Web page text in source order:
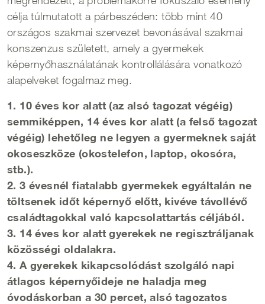
célja túlmutatott a párbeszéden: több mint 40
országos szakmai szervezet bevonásával szakmai
konszenzus született, amely a gyermekek
képernyőhasználatának kontrollálására vonatkozó
alapelveket fogalmaz meg.
1. 10 éves kor alatt (az alsó tagozat végéig)
semmiképpen, 14 éves kor alatt (a felső tagozat
végéig) lehetőleg ne legyen a gyermeknek saját
okoseszköze (okostelefon, laptop, okosóra,
stb.).
2. 3 évesnél fiatalabb gyermekek egyáltalán ne
töltsenek időt képernyő előtt, kivéve távollévő
családtagokkal való kapcsolattartás céljából.
3. 14 éves kor alatt gyerekek ne regisztráljanak
közösségi oldalakra.
4. A gyerekek kikapcsolódást szolgáló napi
átlagos képernyőideje ne haladja meg
óvodáskorban a 30 percet, alsó tagozatos